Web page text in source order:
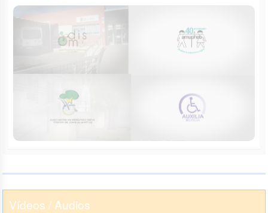
Vídeos / Audios